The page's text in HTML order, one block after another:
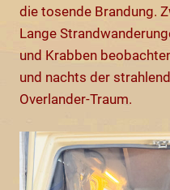
die tosende Brandung.
Lange
und Krabben
und nachts der
Overlander-Traum.